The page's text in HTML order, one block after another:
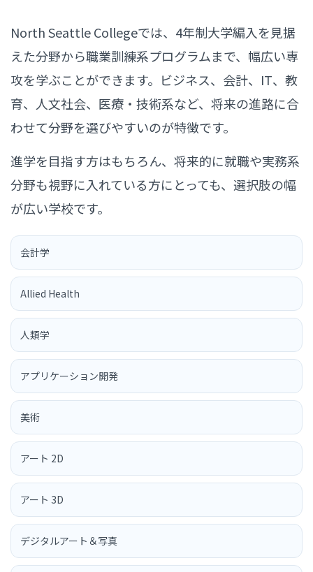
North Seattle Collegeでは、4年制大学編入を見据
えた分野から職業訓練系プログラムまで、幅広い専
攻を学ぶことができます。ビジネス、会計、IT、教
育、人文社会、医療・技術系など、将来の進路に合
わせて分野を選びやすいのが特徴です。
進学を目指す方はもちろん、将来的に就職や実務系
分野も視野に入れている方にとっても、選択肢の幅
が広い学校です。
会計学
Allied Health
人類学
アプリケーション開発
美術
アート 2D
アート 3D
デジタルアート＆写真